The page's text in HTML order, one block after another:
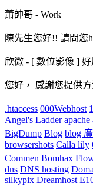
蕭帥哥 - Work
陳先生您好!! 請問您
欣微 - [ 數位影像 ]
您好， 感謝您提供
.htaccess 000Webhost
Angel's Ladder apache
BigDump Blog blog
browsershots Calla lily
Commen Bomhax
dns DNS hosting
silkypix Dreamhost